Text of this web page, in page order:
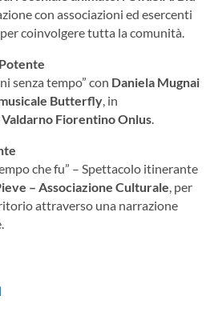
con associazioni ed esercenti
coinvolgere tutta la comunità.
senza tempo” con Daniela Mugnai
Butterfly, in
Fiorentino Onlus.
che fu” – Spettacolo itinerante
– Associazione Culturale, per
attraverso una narrazione